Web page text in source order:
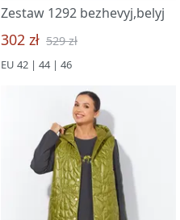
Zestaw 1292 bezhevyj,belyj
302 zł 529 zł
EU 42 | 44 | 46